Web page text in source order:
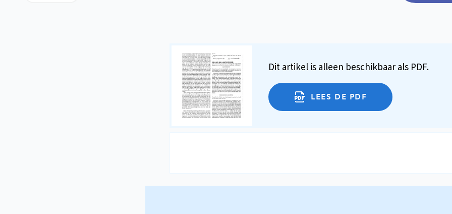
Dit artikel is alleen beschikbaar als PDF.
LEES DE PDF